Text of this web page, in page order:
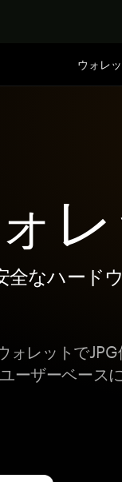
ウォレ
レ
全なハード
ォレットで
ーザーベース